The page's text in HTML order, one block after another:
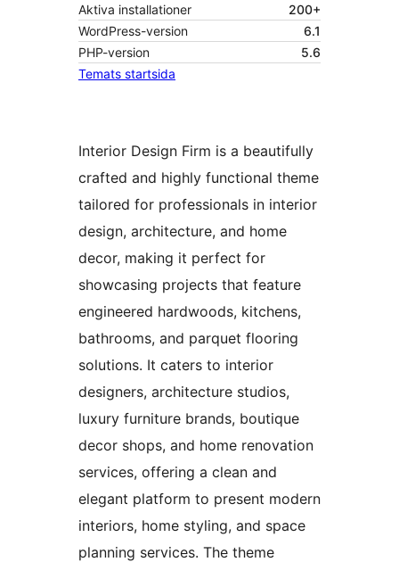
Aktiva installationer
200+
WordPress-version
6.1
PHP-version
5.6
Temats startsida
Interior Design Firm is a beautifully
crafted and highly functional theme
tailored for professionals in interior
design, architecture, and home
decor, making it perfect for
showcasing projects that feature
engineered hardwoods, kitchens,
bathrooms, and parquet flooring
solutions. It caters to interior
designers, architecture studios,
luxury furniture brands, boutique
decor shops, and home renovation
services, offering a clean and
elegant platform to present modern
interiors, home styling, and space
planning services. The theme